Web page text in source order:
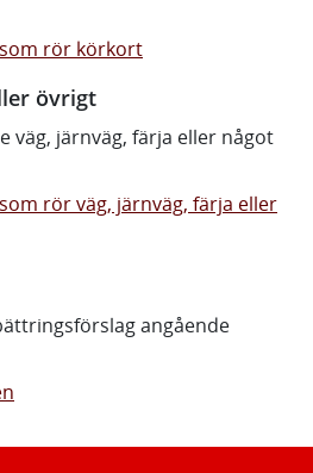
rör körkort
övrigt
väg, järnväg, färja eller något
rör väg, järnväg, färja eller
angående